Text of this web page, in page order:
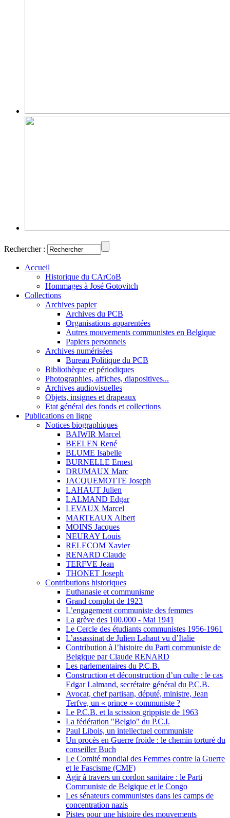
Rechercher :
Accueil
Historique du CArCoB
Hommages à José Gotovitch
Collections
Archives papier
Archives du PCB
Organisations apparentées
Autres mouvements communistes en Belgique
Papiers personnels
Archives numérisées
Bureau Politique du PCB
Bibliothèque et périodiques
Photographies, affiches, diapositives...
Archives audiovisuelles
Objets, insignes et drapeaux
Etat général des fonds et collections
Publications en ligne
Notices biographiques
BAIWIR Marcel
BEELEN René
BLUME Isabelle
BURNELLE Ernest
DRUMAUX Marc
JACQUEMOTTE Joseph
LAHAUT Julien
LALMAND Edgar
LEVAUX Marcel
MARTEAUX Albert
MOINS Jacques
NEURAY Louis
RELECOM Xavier
RENARD Claude
TERFVE Jean
THONET Joseph
Contributions historiques
Euthanasie et communisme
Grand complot de 1923
L’engagement communiste des femmes
La grève des 100.000 - Mai 1941
Le Cercle des étudiants communistes 1956-1961
L’assassinat de Julien Lahaut vu d’Italie
Contribution à l’histoire du Parti communiste de
Belgique par Claude RENARD
Les parlementaires du P.C.B.
Construction et déconstruction d’un culte : le cas
Edgar Lalmand, secrétaire général du P.C.B.
Avocat, chef partisan, député, ministre, Jean
Terfve, un « prince » communiste ?
Le P.C.B. et la scission grippiste de 1963
La fédération "Belgio" du P.C.I.
Paul Libois, un intellectuel communiste
Un procès en Guerre froide : le chemin torturé du
conseiller Buch
Le Comité mondial des Femmes contre la Guerre
et le Fascisme (CMF)
Agir à travers un cordon sanitaire : le Parti
Communiste de Belgique et le Congo
Les sénateurs communistes dans les camps de
concentration nazis
Pistes pour une histoire des mouvements